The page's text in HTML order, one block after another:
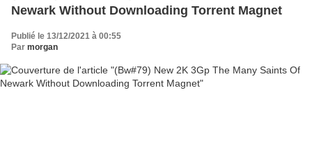
Newark Without Downloading Torrent Magnet
Publié le 13/12/2021 à 00:55
Par morgan